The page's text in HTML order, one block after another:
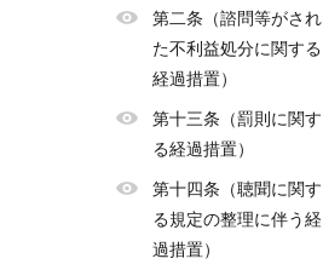
第二条（諮問等がされ
た不利益処分に関する
経過措置）
第十三条（罰則に関す
る経過措置）
第十四条（聴聞に関す
る規定の整理に伴う経
過措置）